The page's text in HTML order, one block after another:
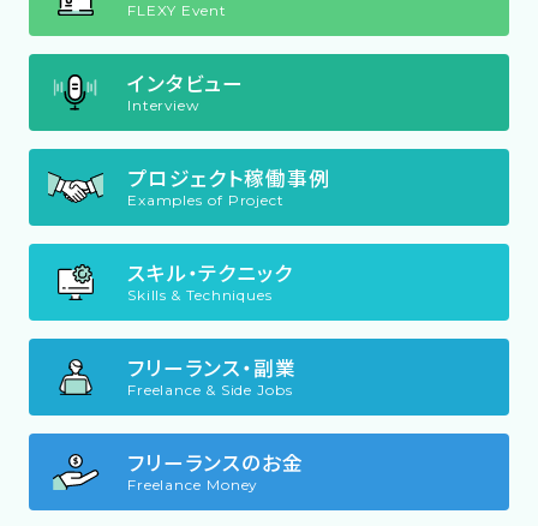
FLEXY Event
インタビュー
Interview
プロジェクト稼働事例
Examples of Project
スキル・テクニック
Skills & Techniques
フリーランス・副業
Freelance & Side Jobs
フリーランスのお金
Freelance Money